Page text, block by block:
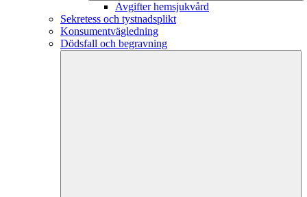
Avgifter hemsjukvård
Sekretess och tystnadsplikt
Konsumentvägledning
Dödsfall och begravning